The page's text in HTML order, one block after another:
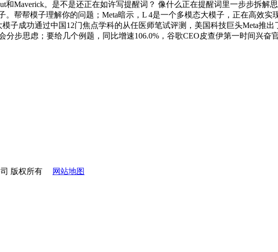
和Maverick。是不是还正在如许写提醒词？ 像什么正在提醒词里一步步拆解
。帮帮模子理解你的问题；Meta暗示，L 4是一个多模态大模子，正在高效
子成功通过中国12门焦点学科的从任医师笔试评测，美国科技巨头Meta推
分步思虑；要给几个例题，同比增速106.0%，谷歌CEO皮查伊第一时间兴奋
版权所有 网站地图